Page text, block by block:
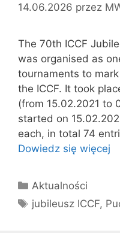
14.06.2026 przez
The 70th ICCF
was organised as
tournaments to
the ICCF. It took
(from 15.02.2021 to
started on
each, in total 74
Dowiedz się więcej
Kategorie
Aktualności
Tagi
jubileusz ICCF,